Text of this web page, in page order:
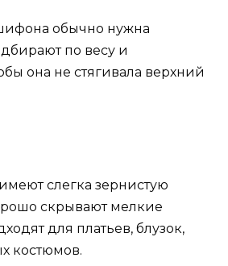
обычно нужна
по весу и
она не стягивала верхний
слегка зернистую
скрывают мелкие
для платьев, блузок,
костюмов.